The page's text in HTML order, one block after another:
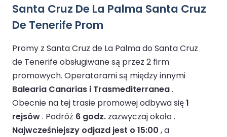
Santa Cruz De La Palma Santa Cruz
De Tenerife Prom
Promy z Santa Cruz de La Palma do Santa Cruz
de Tenerife obsługiwane są przez 2 firm
promowych. Operatorami są między innymi
Balearia Canarias i Trasmediterranea.
Obecnie na tej trasie promowej odbywa się1
rejsów. Podróż 6 godz. zazwyczaj około .
Najwcześniejszy odjazd jest o 15:00 , a